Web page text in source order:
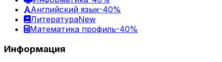
Английский язык-40%
ЛитератураNew
Математика профиль-40%
Информация